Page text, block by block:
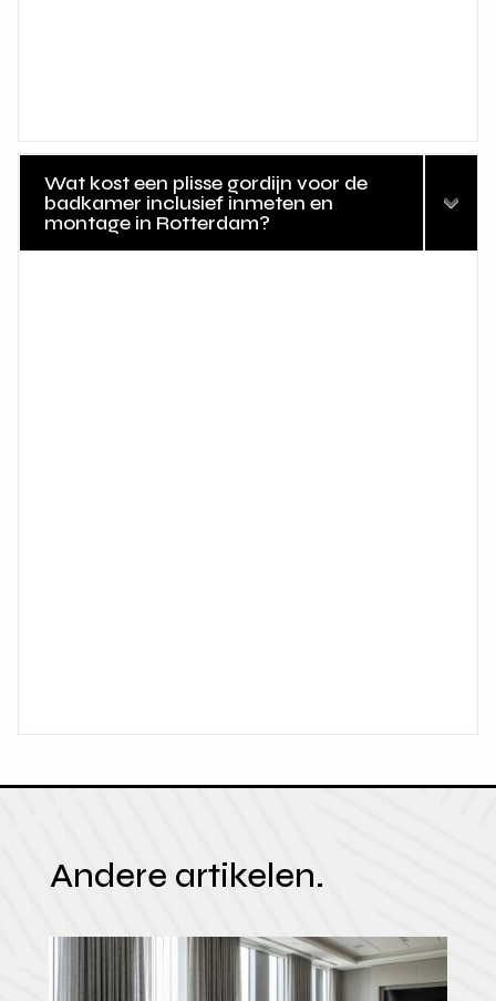
Wat kost een plisse gordijn voor de
badkamer inclusief inmeten en
montage in Rotterdam?
Andere artikelen.